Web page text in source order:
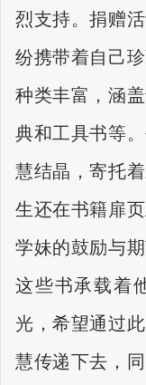
烈支持。捐赠
纷携带着自己
种类丰富，涵
典和工具书等
慧结晶，寄托
生还在书籍扉
学妹的鼓励与
这些书承载着
光，希望通过
慧传递下去，